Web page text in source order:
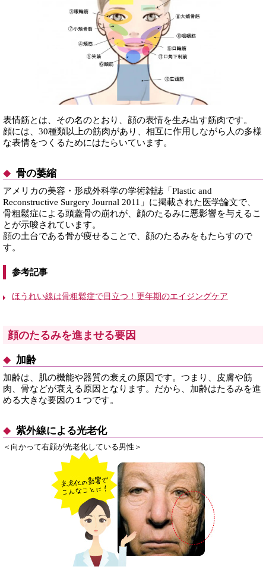
表情筋とは、その名のとおり、顔の表情を生み出す筋肉です。
顔には、30種類以上の筋肉があり、相互に作用しながら人の多様
な表情をつくるためにはたらいています。
骨の萎縮
アメリカの美容・形成外科学の学術雑誌「Plastic and
Reconstructive Surgery Journal 2011」に掲載された医学論文で、
骨粗鬆症による頭蓋骨の崩れが、顔のたるみに悪影響を与えるこ
とが示唆されています。
顔の土台である骨が痩せることで、顔のたるみをもたらすので
す。
参考記事
ほうれい線は骨粗鬆症で目立つ！更年期のエイジングケア
顔のたるみを進ませる要因
加齢
加齢は、肌の機能や器質の衰えの原因です。つまり、皮膚や筋
肉、骨などが衰える原因となります。だから、加齢はたるみを進
める大きな要因の１つです。
紫外線による光老化
＜向かって右顔が光老化している男性＞